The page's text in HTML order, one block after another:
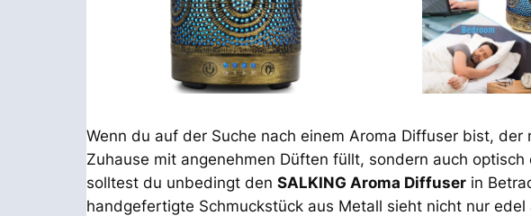
Wenn du auf der Suche nach einem Aroma Diffuser bist, der
Zuhause mit angenehmen Düften füllt, sondern auch optisch
solltest du unbedingt den SALKING Aroma Diffuser in
handgefertigte Schmuckstück aus Metall sieht nicht nur